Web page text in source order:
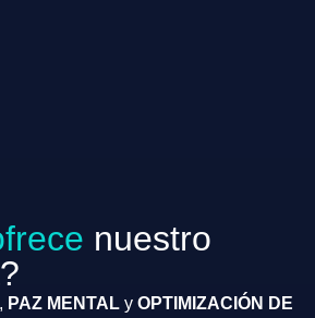
nuestro
PAZ MENTAL y OPTIMIZACIÓN DE